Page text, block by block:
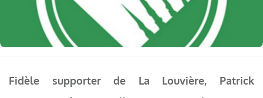
Fidèle supporter de La Louvière, Patrick